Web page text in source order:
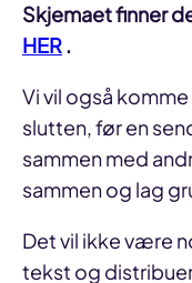
Skjemaet finner
HER.
Vi vil også
slutten, før en
sammen med
sammen og lag
Det vil ikke være
tekst og